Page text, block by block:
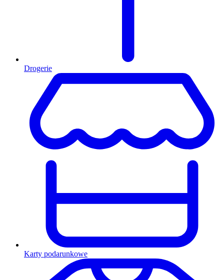
Drogerie
Karty podarunkowe